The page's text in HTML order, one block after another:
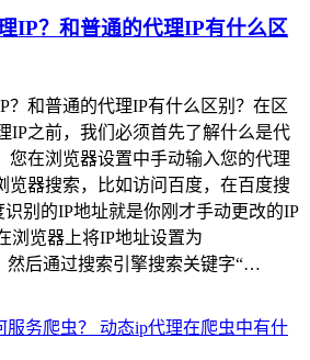
IP？和普通的代理IP有什么区
？和普通的代理IP有什么区别？在区
IP之前，我们必须首先了解什么是代
您在浏览器设置中手动输入您的代理
览器搜索，比如访问百度，在百度搜
识别的IP地址就是你刚才手动更改的IP
浏览器上将IP地址设置为
然后通过搜索引擎搜索关键字“…